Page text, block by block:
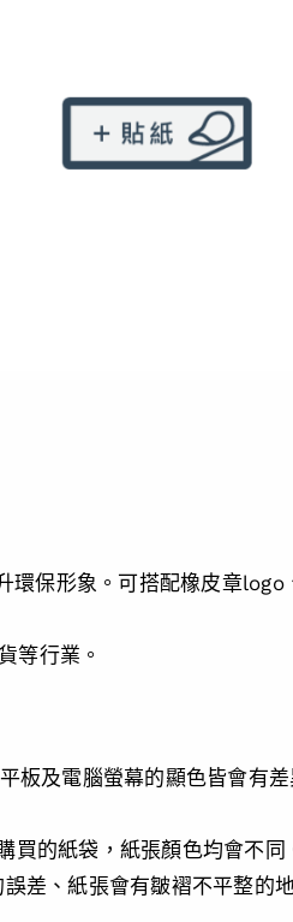
保形象。可搭配橡皮章
等行業。
板及電腦螢幕的顯色皆會有
買的紙袋，紙張顏色均會不同
、紙張會有皺褶不平整的